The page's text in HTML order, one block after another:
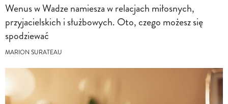
Wenus w Wadze namiesza w relacjach miłosnych,
przyjacielskich i służbowych. Oto, czego możesz się
spodziewać
MARION SURATEAU